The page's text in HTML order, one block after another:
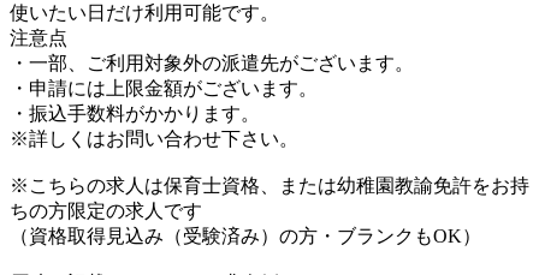
使いたい日だけ利用可能です。
注意点
・一部、ご利用対象外の派遣先がございます。
・申請には上限金額がございます。
・振込手数料がかかります。
※詳しくはお問い合わせ下さい。
※こちらの求人は保育士資格、または幼稚園教諭免許をお持
ちの方限定の求人です
（資格取得見込み（受験済み）の方・ブランクもOK）